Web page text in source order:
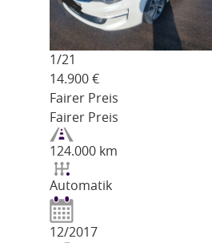
1/21
14.900 €
Fairer Preis
Fairer Preis
124.000 km
Automatik
12/2017